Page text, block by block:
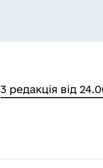
3 редакція від